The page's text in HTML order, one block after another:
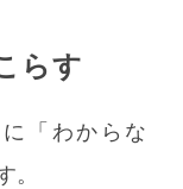
らす
「わからな
。